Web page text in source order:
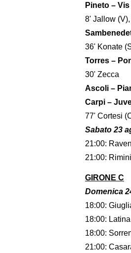
Pineto –
8' Jallow
36' Konate
Torres –
30' Zecca
Ascoli –
Carpi –
77' Cortesi
Sabato 23
21:00:
21:00:
GIRONE C
Domenica
18:00:
18:00:
18:00:
21:00: